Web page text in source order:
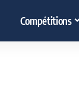
Compétitions